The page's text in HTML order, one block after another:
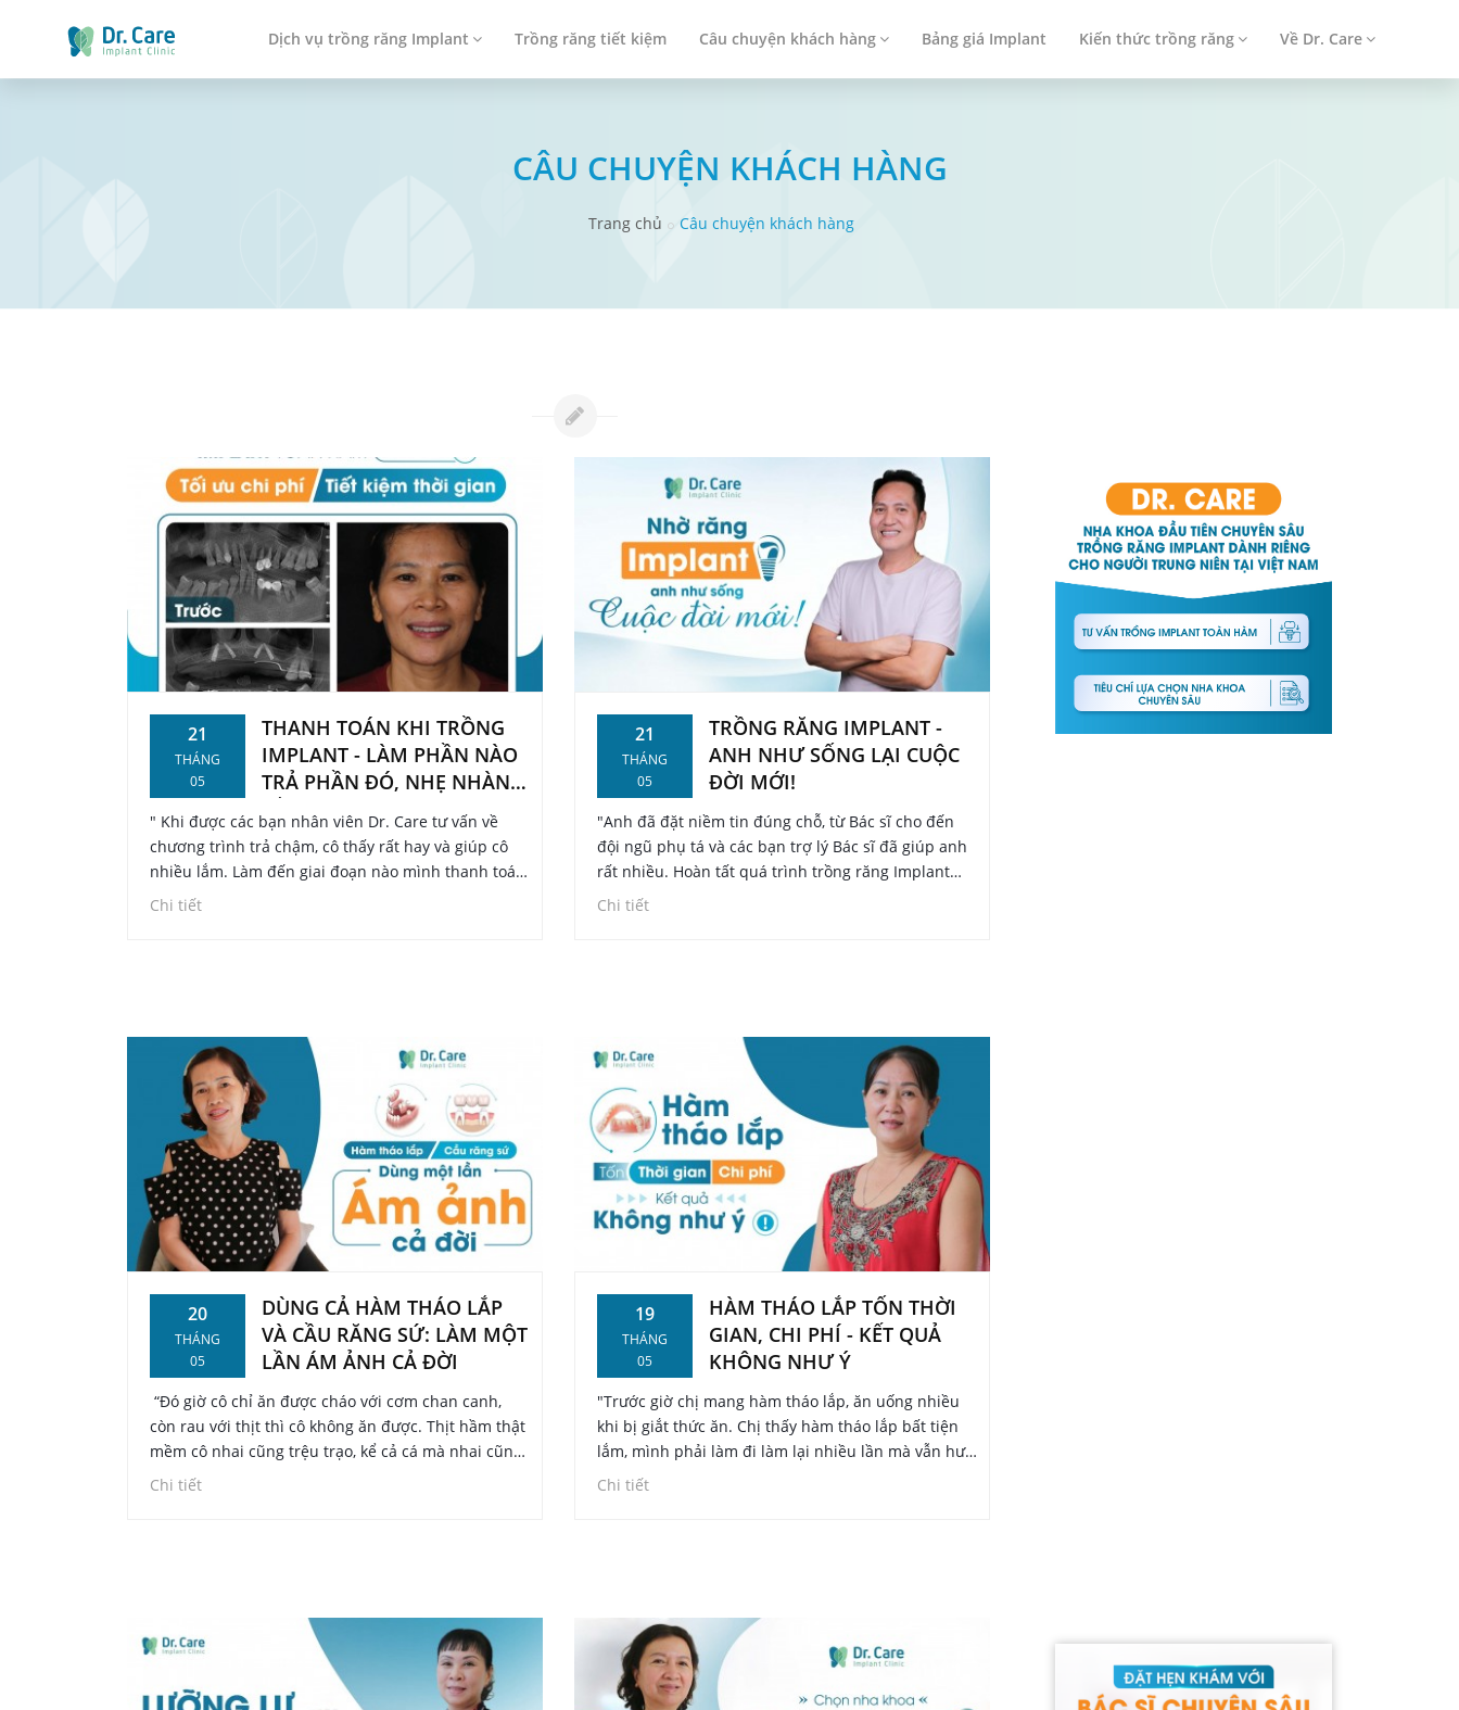
Dịch vụ trồng răng Implant Trồng răng tiết kiệm Câu chuyện khách hàng Bảng giá Implant Kiến thức trồng răng Về Dr. Care
CÂU CHUYỆN KHÁCH HÀNG
Trang chủ Câu chuyện khách hàng
21
THÁNG
05
THANH TOÁN KHI TRỒNG
IMPLANT - LÀM PHẦN NÀO
TRẢ PHẦN ĐÓ, NHẸ NHÀNG
" Khi được các bạn nhân viên Dr. Care tư vấn về
chương trình trả chậm, cô thấy rất hay và giúp cô
nhiều lắm. Làm đến giai đoạn nào mình thanh toán
giai đoạn đó, không phải chi trả '1 cục', điều này
Chi tiết
21
THÁNG
05
TRỒNG RĂNG IMPLANT -
ANH NHƯ SỐNG LẠI CUỘC
ĐỜI MỚI!
"Anh đã đặt niềm tin đúng chỗ, từ Bác sĩ cho đến
đội ngũ phụ tá và các bạn trợ lý Bác sĩ đã giúp anh
rất nhiều. Hoàn tất quá trình trồng răng Implant
anh như sống một cuộc đời mới, anh cảm ơn đội
Chi tiết
20
THÁNG
05
DÙNG CẢ HÀM THÁO LẮP
VÀ CẦU RĂNG SỨ: LÀM MỘT
LẦN ÁM ẢNH CẢ ĐỜI
“Đó giờ cô chỉ ăn được cháo với cơm chan canh,
còn rau với thịt thì cô không ăn được. Thịt hầm thật
mềm cô nhai cũng trệu trạo, kể cả cá mà nhai cũng
khó khăn vô cùng. Nói đúng ra là cô không có nhai
Chi tiết
19
THÁNG
05
HÀM THÁO LẮP TỐN THỜI
GIAN, CHI PHÍ - KẾT QUẢ
KHÔNG NHƯ Ý
"Trước giờ chị mang hàm tháo lắp, ăn uống nhiều
khi bị giắt thức ăn. Chị thấy hàm tháo lắp bất tiện
lắm, mình phải làm đi làm lại nhiều lần mà vẫn hư,
tốn nhiều thời gian, chi phí lắm mà cuối cùng thì
Chi tiết